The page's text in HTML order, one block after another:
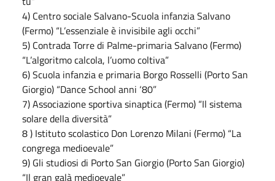
4) Centro sociale Salvano-Scuola infanzia Salvano
(Fermo) “L’essenziale è invisibile agli occhi”
5) Contrada Torre di Palme-primaria Salvano (Fermo)
“L’algoritmo calcola, l’uomo coltiva”
6) Scuola infanzia e primaria Borgo Rosselli (Porto San
Giorgio) “Dance School anni ‘80”
7) Associazione sportiva sinaptica (Fermo) “Il sistema
solare della diversità”
8 ) Istituto scolastico Don Lorenzo Milani (Fermo) “La
congrega medioevale”
9) Gli studiosi di Porto San Giorgio (Porto San Giorgio)
“Il gran galà medioevale”